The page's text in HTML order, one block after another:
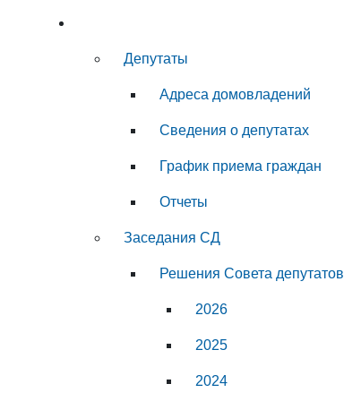
Депутаты
Адреса домовладений
Сведения о депутатах
График приема граждан
Отчеты
Заседания СД
Решения Совета депутатов
2026
2025
2024